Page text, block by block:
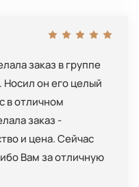
заказ в группе
Носил он его целый
в отличном
заказ -
и цена. Сейчас
Вам за отличную